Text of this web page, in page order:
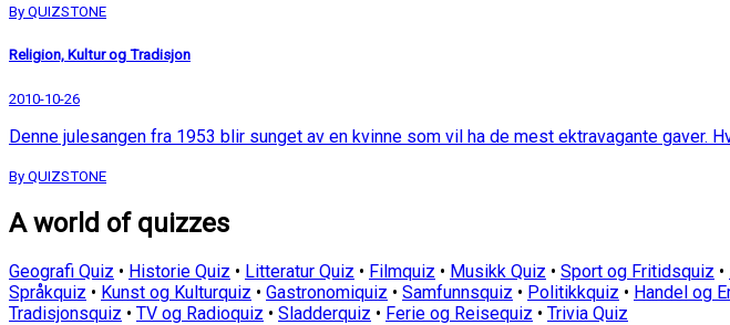
By QUIZSTONE
Religion, Kultur og Tradisjon
2010-10-26
Denne julesangen fra 1953 blir sunget av en kvinne som vil ha de mest ektravagante gaver.
By QUIZSTONE
A world of quizzes
Geografi Quiz • Historie Quiz • Litteratur Quiz • Filmquiz • Musikk Quiz • Sport og Fritidsquiz •
Språkquiz • Kunst og Kulturquiz • Gastronomiquiz • Samfunnsquiz • Politikkquiz • Handel og
Tradisjonsquiz • TV og Radioquiz • Sladderquiz • Ferie og Reisequiz • Trivia Quiz